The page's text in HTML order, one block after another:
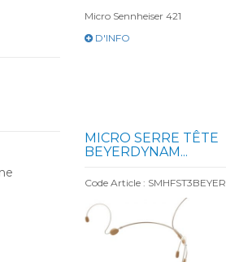
Micro Sennheiser 421
D'INFO
MICRO SERRE TÊTE
BEYERDYNAM...
Code Article : SMHFST3BEYER